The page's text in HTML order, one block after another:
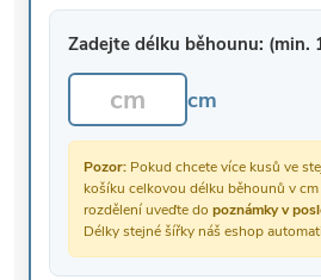
Zadejte délku běhounu: (min.
cm
Pozor: Pokud chcete více kusů ve
košíku celkovou délku běhounů v
rozdělení uveďte do poznámky v
Délky stejné šířky náš eshop